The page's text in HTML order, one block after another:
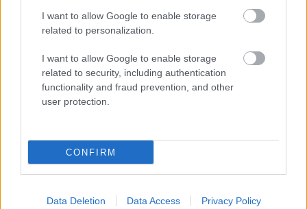
I want to allow Google to enable storage
related to personalization.
I want to allow Google to enable storage
related to security, including authentication
functionality and fraud prevention, and other
user protection.
CONFIRM
Data Deletion Data Access Privacy Policy
Posibles cambios en el once
: Íñigo Pérez probablemente
Mendy y Alemao podrían ser titulares.
¿Aún no juegas a Comunio? Regístrate, ¡gratis!